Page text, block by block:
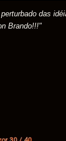
das
Brando!!!"